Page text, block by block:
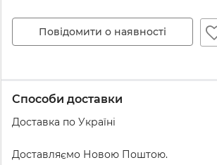
Повідомити о наявності
Способи доставки
Доставка по Україні
Доставляємо Новою Поштою.